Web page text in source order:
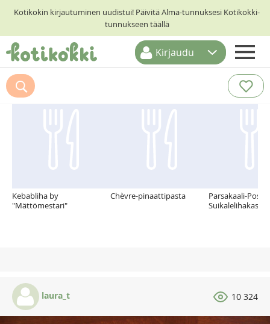
Kotikokin kirjautuminen uudistui! Päivitä Alma-tunnuksesi Kotikokki-
tunnukseen täällä
ETUSIVU
RESEPTIHAKU
Kirjaudu
Suosittelemme myös
Kebabliha by
"Mättömestari"
Chèvre-pinaattipasta
Parsakaali-
laura_t 10 324